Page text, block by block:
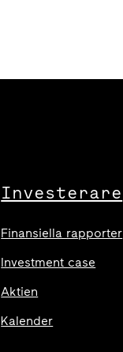
Investerare
Finansiella rapporter
Investment case
Aktien
Kalender